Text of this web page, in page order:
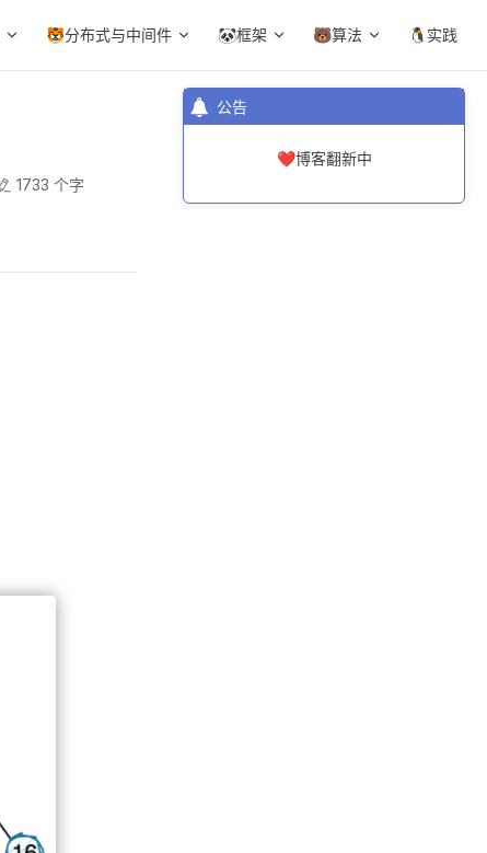
公告
❤️博客翻新中
🐯分布式与中间件 🐼框架 🐻算法 🐧实践
1733 个字